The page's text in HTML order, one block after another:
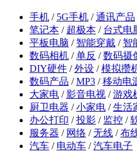
手机 / 5G手机 /通讯产品
笔记本 / 超极本 / 台式电
平板电脑 / 智能穿戴 / 智
数码相机 /单反 /数码摄
DIY硬件 /外设 /模拟攒
数码产品 /MP3 /移动电
大家电 /影音电视 /游戏
厨卫电器 /小家电 /生活
办公打印 /投影 / 监控 /
服务器 / 网络 /无线 /布
汽车 / 电动车 /汽车电子